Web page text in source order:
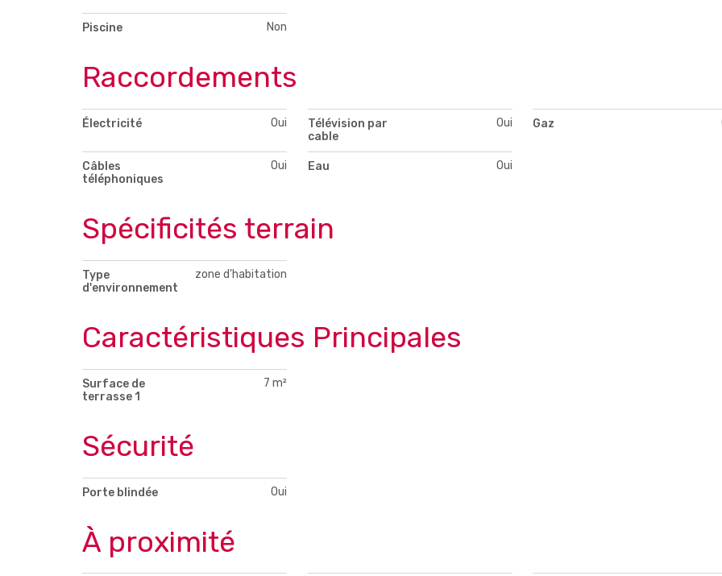
Piscine Non
Raccordements
Électricité Oui
Télévision par
cable
Oui Gaz
Câbles
téléphoniques
Oui Eau Oui
Spécificités terrain
Type
d'environnement
zone d'habitation
Caractéristiques Principales
Surface de
terrasse 1
7 m²
Sécurité
Porte blindée Oui
À proximité